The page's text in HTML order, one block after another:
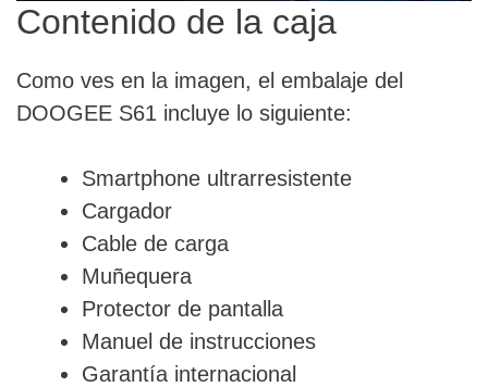
Contenido de la caja
Como ves en la imagen, el embalaje del
DOOGEE S61 incluye lo siguiente:
Smartphone ultrarresistente
Cargador
Cable de carga
Muñequera
Protector de pantalla
Manuel de instrucciones
Garantía internacional